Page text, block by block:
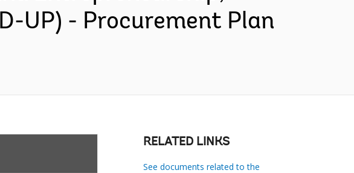
UP) - Procurement Plan
RELATED LINKS
See documents related to the